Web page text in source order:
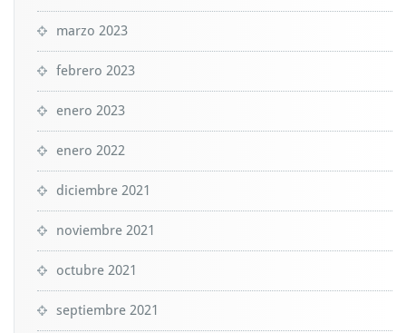
marzo 2023
febrero 2023
enero 2023
enero 2022
diciembre 2021
noviembre 2021
octubre 2021
septiembre 2021